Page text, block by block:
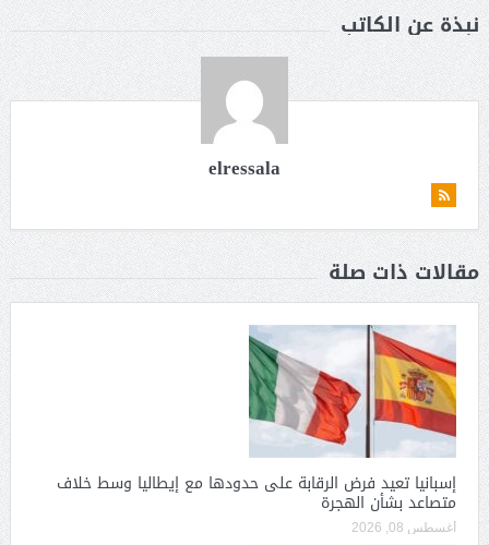
نبذة عن الكاتب
elressala
مقالات ذات صلة
إسبانيا تعيد فرض الرقابة على حدودها مع إيطاليا وسط خلاف
متصاعد بشأن الهجرة
أغسطس 08, 2026